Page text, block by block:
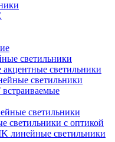
светильники
светильники
светильники
светильники
светильники с оптикой
линейные светильники